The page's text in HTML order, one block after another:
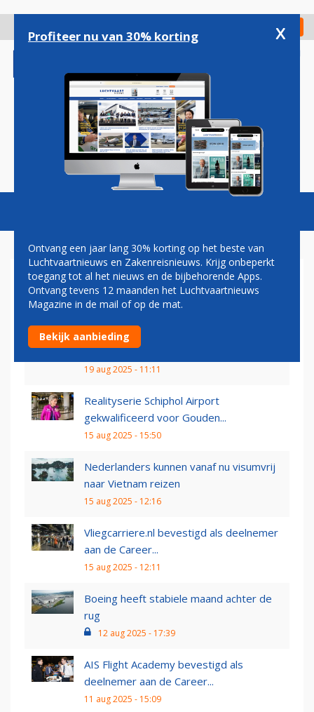
gaan
Check in
Magazine Podcasts Vacatures
ALGEMEEN
GroenLinks-PvdA pleit voor fikse
lastenverhoging op vliegen...
19 aug 2025 - 11:11
Realityserie Schiphol Airport
gekwalificeerd voor Gouden...
15 aug 2025 - 15:50
Nederlanders kunnen vanaf nu visumvrij
naar Vietnam reizen
15 aug 2025 - 12:16
Vliegcarriere.nl bevestigd als deelnemer
aan de Career...
15 aug 2025 - 12:11
Boeing heeft stabiele maand achter de
rug
12 aug 2025 - 17:39
AIS Flight Academy bevestigd als
deelnemer aan de Career...
11 aug 2025 - 15:09
Profiteer nu van 30% korting x
Ontvang een jaar lang 30% korting op het beste van
Luchtvaartnieuws en Zakenreisnieuws. Krijg onbeperkt
toegang tot al het nieuws en de bijbehorende Apps.
Ontvang tevens 12 maanden het Luchtvaartnieuws
Magazine in de mail of op de mat.
Bekijk aanbieding